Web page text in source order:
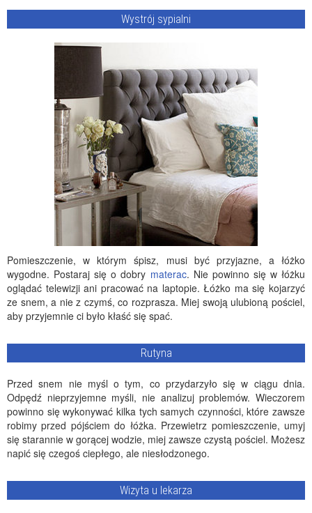
Wystrój sypialni
Pomieszczenie, w którym śpisz, musi być przyjazne, a łóżko
wygodne. Postaraj się o dobry materac. Nie powinno się w łóżku
oglądać telewizji ani pracować na laptopie. Łóżko ma się kojarzyć
ze snem, a nie z czymś, co rozprasza. Miej swoją ulubioną pościel,
aby przyjemnie ci było kłaść się spać.
Rutyna
Przed snem nie myśl o tym, co przydarzyło się w ciągu dnia.
Odpędź nieprzyjemne myśli, nie analizuj problemów. Wieczorem
powinno się wykonywać kilka tych samych czynności, które zawsze
robimy przed pójściem do łóżka. Przewietrz pomieszczenie, umyj
się starannie w gorącej wodzie, miej zawsze czystą pościel. Możesz
napić się czegoś ciepłego, ale niesłodzonego.
Wizyta u lekarza